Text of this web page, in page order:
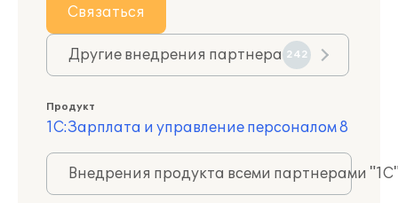
Связаться
Другие внедрения партнера 242
Продукт
1С:Зарплата и управление персоналом 8
Внедрения продукта всеми партнерами